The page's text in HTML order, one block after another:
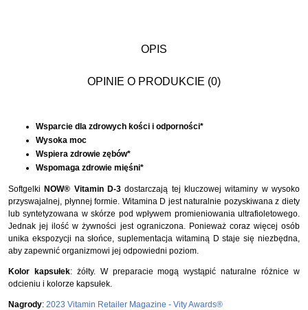
OPIS
OPINIE O PRODUKCIE (0)
Wsparcie dla zdrowych kości i odporności*
Wysoka moc
Wspiera zdrowie zębów*
Wspomaga zdrowie mięśni*
Softgelki NOW® Vitamin D-3 dostarczają tej kluczowej witaminy w wysoko
przyswajalnej, płynnej formie. Witamina D jest naturalnie pozyskiwana z diety
lub syntetyzowana w skórze pod wpływem promieniowania ultrafioletowego.
Jednak jej ilość w żywności jest ograniczona. Ponieważ coraz więcej osób
unika ekspozycji na słońce, suplementacja witaminą D staje się niezbędna,
aby zapewnić organizmowi jej odpowiedni poziom.
Kolor kapsułek: żółty. W preparacie mogą wystąpić naturalne różnice w
odcieniu i kolorze kapsułek.
Nagrody: 2023 Vitamin Retailer Magazine - Vity Awards®